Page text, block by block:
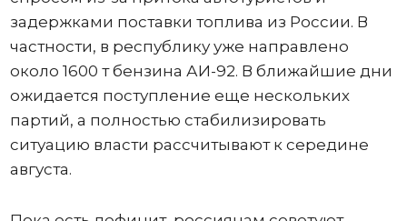
задержками поставки топлива из России. В
частности, в республику уже направлено
около 1600 т бензина АИ-92. В ближайшие дни
ожидается поступление еще нескольких
партий, а полностью стабилизировать
ситуацию власти рассчитывают к середине
августа.